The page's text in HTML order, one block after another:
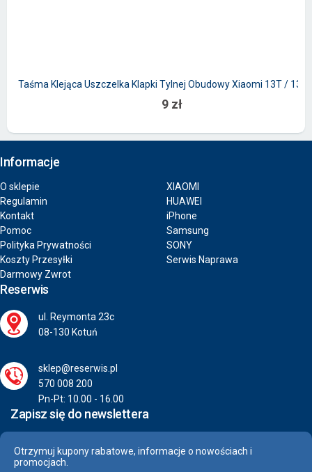
Taśma Klejąca Uszczelka Klapki Tylnej Obudowy Xiaomi 13T / 13T
9 zł
Informacje
O sklepie
Regulamin
Kontakt
Pomoc
Polityka Prywatności
Koszty Przesyłki
Darmowy Zwrot
XIAOMI
HUAWEI
iPhone
Samsung
SONY
Serwis Naprawa
Reserwis
ul. Reymonta 23c
08-130 Kotuń
sklep@reserwis.pl
570 008 200
Pn-Pt: 10.00 - 16.00
Zapisz się do newslettera
Otrzymuj kupony rabatowe, informacje o nowościach i
promocjach.